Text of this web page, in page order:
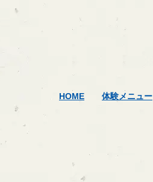
HOME 体験メニュー